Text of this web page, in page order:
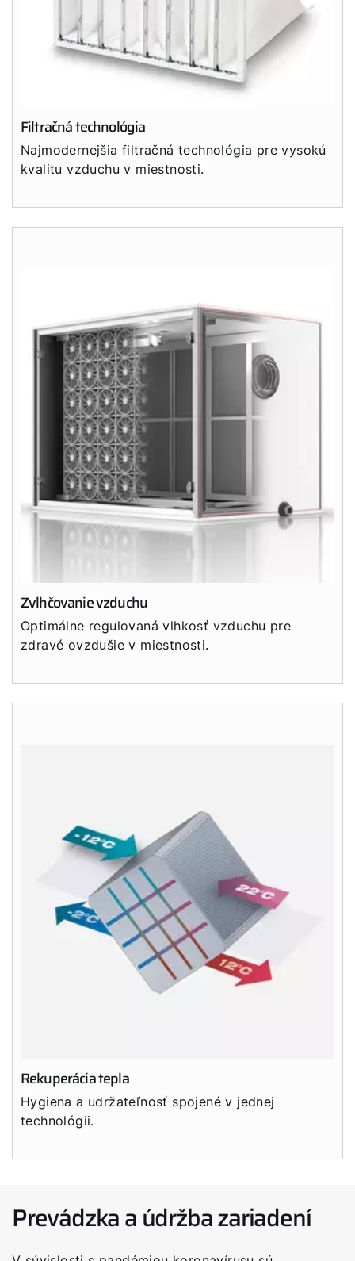
Filtračná technológia
Najmodernejšia filtračná technológia pre vysokú
kvalitu vzduchu v miestnosti.
Zvlhčovanie vzduchu
Optimálne regulovaná vlhkosť vzduchu pre
zdravé ovzdušie v miestnosti.
Rekuperácia tepla
Hygiena a udržateľnosť spojené v jednej
technológii.
Prevádzka a údržba zariadení